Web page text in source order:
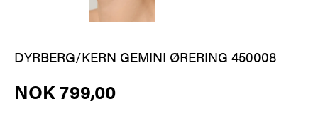
DYRBERG/KERN GEMINI ØRERING 450008
NOK 799,00